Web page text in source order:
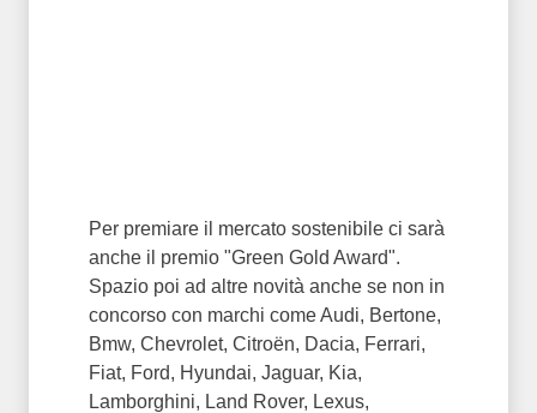
Per premiare il mercato sostenibile ci sarà
anche il premio "Green Gold Award".
Spazio poi ad altre novità anche se non in
concorso con marchi come Audi, Bertone,
Bmw, Chevrolet, Citroën, Dacia, Ferrari,
Fiat, Ford, Hyundai, Jaguar, Kia,
Lamborghini, Land Rover, Lexus,